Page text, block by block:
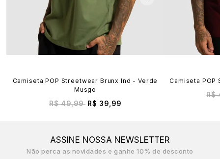
Camiseta POP Streetwear Brunx Ind - Verde
Musgo
R$ 49,99 R$ 39,99
Camiseta
R$
ASSINE NOSSA NEWSLETTER
Não perca as novidades e ganhe 10% de desconto